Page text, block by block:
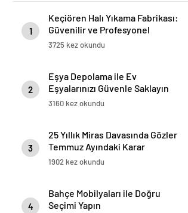
1
Keçiören Halı Yıkama Fabrikası:
Güvenilir ve Profesyonel
Hizmetin Adresi
3725 kez okundu
2
Eşya Depolama ile Ev
Eşyalarınızı Güvenle Saklayın
3160 kez okundu
3
25 Yıllık Miras Davasında Gözler
Temmuz Ayındaki Karar
Duruşmasına Çevrildi
1902 kez okundu
4
Bahçe Mobilyaları ile Doğru
Seçimi Yapın